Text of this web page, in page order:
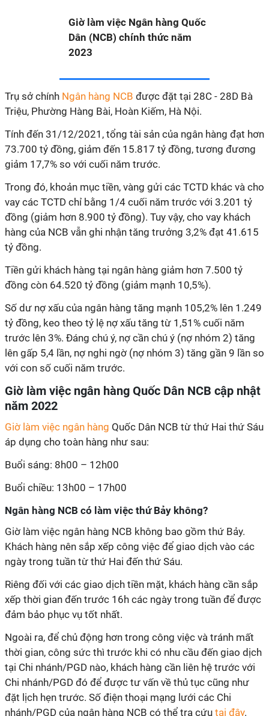
Giờ làm việc Ngân hàng Quốc
Dân (NCB) chính thức năm
2023
Trụ sở chính Ngân hàng NCB được đặt tại 28C - 28D Bà
Triệu, Phường Hàng Bài, Hoàn Kiếm, Hà Nội.
Tính đến 31/12/2021, tổng tài sản của ngân hàng đạt hơn
73.700 tỷ đồng, giảm đến 15.817 tỷ đồng, tương đương
giảm 17,7% so với cuối năm trước.
Trong đó, khoản mục tiền, vàng gửi các TCTD khác và cho
vay các TCTD chỉ bằng 1/4 cuối năm trước với 3.201 tỷ
đồng (giảm hơn 8.900 tỷ đồng). Tuy vậy, cho vay khách
hàng của NCB vẫn ghi nhận tăng trưởng 3,2% đạt 41.615
tỷ đồng.
Tiền gửi khách hàng tại ngân hàng giảm hơn 7.500 tỷ
đồng còn 64.520 tỷ đồng (giảm mạnh 10,5%).
Số dư nợ xấu của ngân hàng tăng mạnh 105,2% lên 1.249
tỷ đồng, keo theo tỷ lệ nợ xấu tăng từ 1,51% cuối năm
trước lên 3%. Đáng chú ý, nợ cần chú ý (nợ nhóm 2) tăng
lên gấp 5,4 lần, nợ nghi ngờ (nợ nhóm 3) tăng gần 9 lần so
với con số cuối năm trước.
Giờ làm việc ngân hàng Quốc Dân NCB cập nhật
năm 2022
Giờ làm việc ngân hàng Quốc Dân NCB từ thứ Hai thứ Sáu
áp dụng cho toàn hàng như sau:
Buổi sáng: 8h00 – 12h00
Buổi chiều: 13h00 – 17h00
Ngân hàng NCB có làm việc thứ Bảy không?
Giờ làm việc ngân hàng NCB không bao gồm thứ Bảy.
Khách hàng nên sắp xếp công việc để giao dịch vào các
ngày trong tuần từ thứ Hai đến thứ Sáu.
Riêng đối với các giao dịch tiền mặt, khách hàng cần sắp
xếp thời gian đến trước 16h các ngày trong tuần để được
đảm bảo phục vụ tốt nhất.
Ngoài ra, để chủ động hơn trong công việc và tránh mất
thời gian, công sức thì trước khi có nhu cầu đến giao dịch
tại Chi nhánh/PGD nào, khách hàng cần liên hệ trước với
Chi nhánh/PGD đó để được tư vấn về thủ tục cũng như
đặt lịch hẹn trước. Số điện thoại mạng lưới các Chi
nhánh/PGD của ngân hàng NCB có thể tra cứu tại đây.